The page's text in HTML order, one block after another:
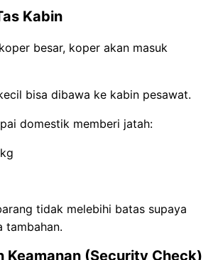
Kabin
besar, koper akan masuk
bisa dibawa ke kabin pesawat.
domestik memberi jatah:
tidak melebihi batas supaya
tambahan.
Keamanan (Security Check)